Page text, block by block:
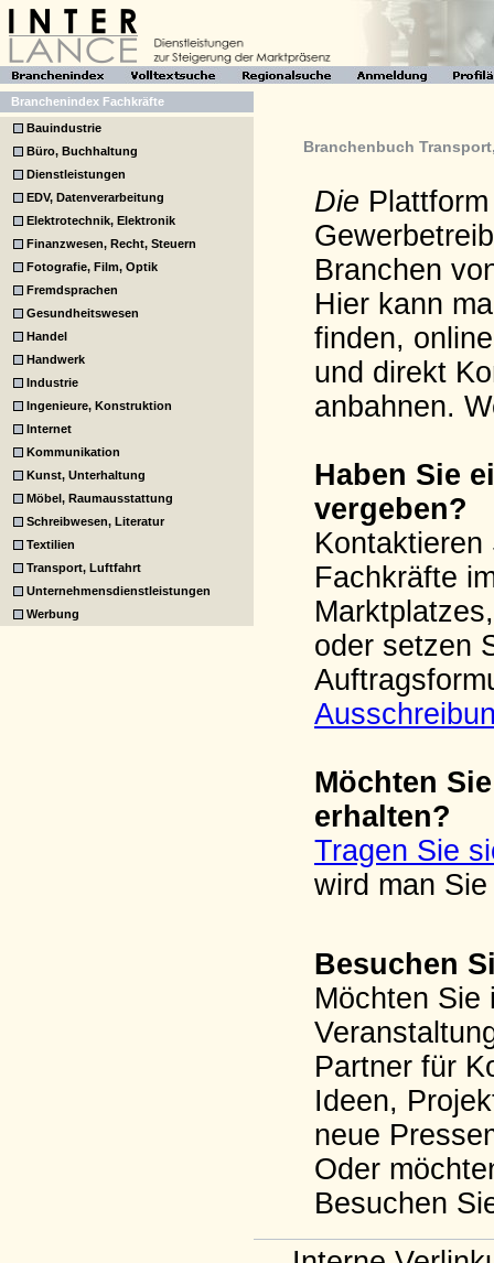
Branchenindex Fachkräfte
Bauindustrie
Büro, Buchhaltung
Dienstleistungen
EDV, Datenverarbeitung
Elektrotechnik, Elektronik
Finanzwesen, Recht, Steuern
Fotografie, Film, Optik
Fremdsprachen
Gesundheitswesen
Handel
Handwerk
Industrie
Ingenieure, Konstruktion
Internet
Kommunikation
Kunst, Unterhaltung
Möbel, Raumausstattung
Schreibwesen, Literatur
Textilien
Transport, Luftfahrt
Unternehmensdienstleistungen
Werbung
Branchenbuch
Die
Branchen
Hier kann
finden,
und direkt
anbahnen.
Haben Sie
vergeben?
Fachkräfte
Marktplatzes,
oder setzen
Möchten
erhalten?
Tragen Sie
wird man
Besuchen
Möchten Sie
Partner für
Ideen,
neue
Oder
Besuchen